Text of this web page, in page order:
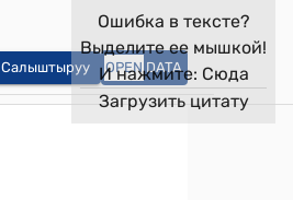
Салыштыруу OPEN DATA
Ошибка в тексте?
Выделите ее мышкой!
И нажмите: Сюда
Загрузить цитату